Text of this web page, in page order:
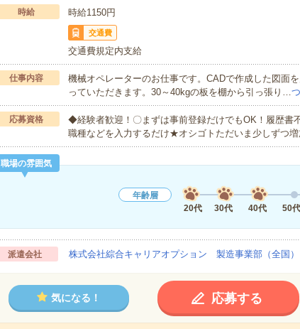
時給 時給1150円
交通費
交通費規定内支給
仕事内容
機械オペレーターのお仕事です。CADで作成した図面
っていただきます。30～40kgの板を棚から引っ張り…
応募資格
◆経験者歓迎！〇まずは事前登録だけでもOK！履歴書
職種などを入力するだけ★オシゴトただいま少しずつ
職場の雰囲気
年齢層
20代
30代 40代 50代
派遣会社 株式会社綜合キャリアオプション 製造事業部（全国）
気になる！ 応募する